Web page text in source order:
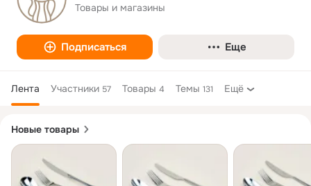
Товары и магазины
Подписаться Еще
Лента Участники 57 Товары 4 Темы 131 Ещё
Новые товары
колонка